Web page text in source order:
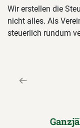
Wir erstellen die
nicht alles. Als
steuerlich rundum
Previous